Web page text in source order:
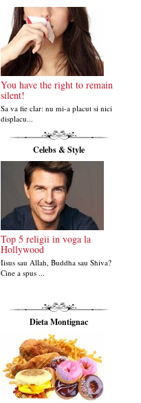
You have the right to remain
silent!
Sa va fie clar: nu mi-a placut si nici
displacu...
Celebs & Style
Top 5 religii in voga la
Hollywood
Iisus sau Allah, Buddha sau Shiva?
Cine a spus ...
Dieta Montignac